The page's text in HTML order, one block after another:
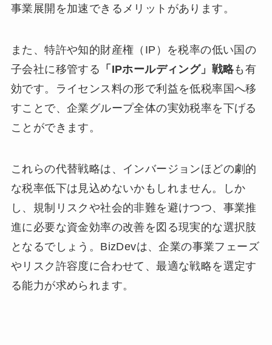
事業展開を加速できるメリットがあります。
また、特許や知的財産権（IP）を税率の低い国の
子会社に移管する 「IPホールディング」戦略も有
効です。ライセンス料の形で利益を低税率国へ移
すことで、企業グループ全体の実効税率を下げる
ことができます。
これらの代替戦略は、インバージョンほどの劇的
な税率低下は見込めないかもしれません。しか
し、規制リスクや社会的非難を避けつつ、事業推
進に必要な資金効率の改善を図る現実的な選択肢
となるでしょう。BizDevは、企業の事業フェーズ
やリスク許容度に合わせて、最適な戦略を選定す
る能力が求められます。